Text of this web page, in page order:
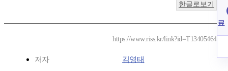
한글로보기
https://www.riss.kr/link?id=T13405464
저자 김영태
료